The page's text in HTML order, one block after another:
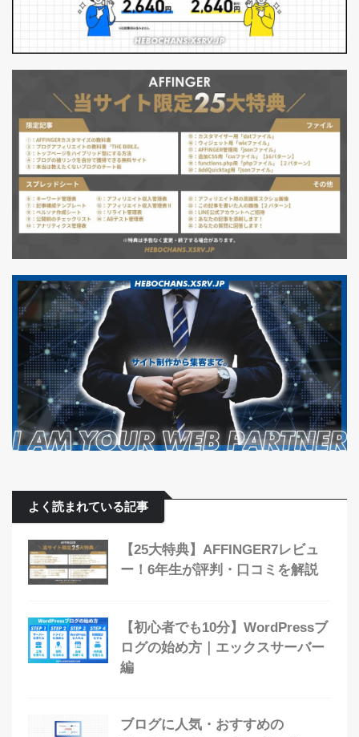
よく読まれている記事
【25大特典】AFFINGER7レビュ
ー！6年生が評判・口コミを解説
【初心者でも10分】WordPressブ
ログの始め方｜エックスサーバー
編
ブログに人気・おすすめの